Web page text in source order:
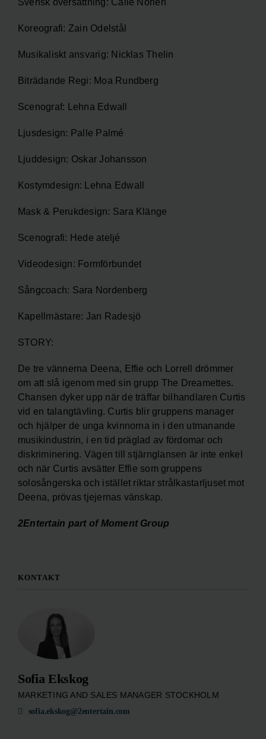
Svensk översättning: Calle Norlén
Koreografi: Zain Odelstål
Musikaliskt ansvarig: Nicklas Thelin
Biträdande Regi: Moa Rundberg
Scenograf: Lehna Edwall
Ljusdesign: Palle Palmé
Ljuddesign: Oskar Johansson
Kostymdesign: Lehna Edwall
Mask & Perukdesign: Sara Klänge
Scenografi: Hede ateljé
Videodesign: Formförbundet
Sångcoach: Sara Nordenberg
Kapellmästare: Jan Radesjö
STORY:
De tre vännerna Deena, Effie och Lorrell drömmer
om att slå igenom med sin grupp The Dreamettes.
Chansen dyker upp när de träffar bilhandlaren Curtis
vid en talangtävling. Curtis blir gruppens manager
och hjälper de unga kvinnorna in i den utmanande
musikindustrin, i en tid präglad av fördomar och
diskriminering. Vägen till stjärnglansen är inte enkel
och när Curtis avsätter Effie som gruppens
solosångerska och istället riktar strålkastarljuset mot
Deena, prövas tjejernas vänskap.
2Entertain part of Moment Group
KONTAKT
Sofia Ekskog
MARKETING AND SALES MANAGER STOCKHOLM
sofia.ekskog@2entertain.com